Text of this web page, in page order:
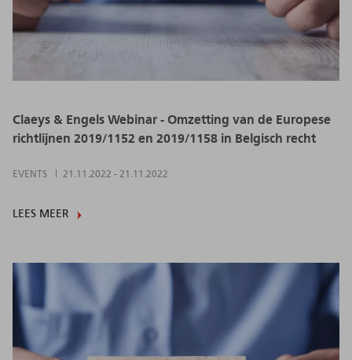
Claeys & Engels Webinar - Omzetting van de Europese
richtlijnen 2019/1152 en 2019/1158 in Belgisch recht
EVENTS 21.11.2022 - 21.11.2022
LEES MEER